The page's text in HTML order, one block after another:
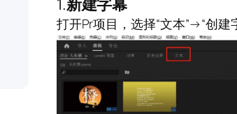
1.新建字幕
打开Pr项目，选择“文本”→“创